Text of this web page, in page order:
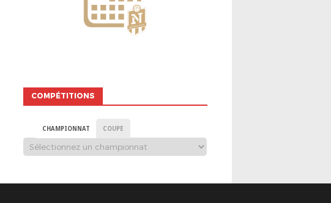
COMPÉTITIONS
CHAMPIONNAT COUPE